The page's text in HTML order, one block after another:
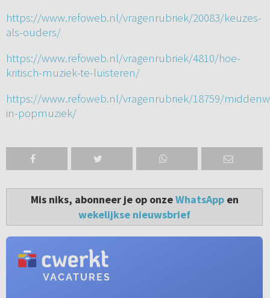
https://www.refoweb.nl/vragenrubriek/20083/keuzes-
als-ouders/
https://www.refoweb.nl/vragenrubriek/4810/hoe-
kritisch-muziek-te-luisteren/
https://www.refoweb.nl/vragenrubriek/18759/
in-popmuziek/
Mis niks, abonneer je op onzeWhatsAppen
wekelijkse nieuwsbrief